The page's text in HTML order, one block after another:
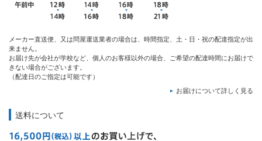
メーカー直送便、又は問屋運送業者の場合は、時間指定、土・日・祝の配達指定が出
来ません。
お届け先が会社が学校など、個人のお客様以外の場合、ご希望の配達時間にお届けで
きない場合がございます。
（配達日のご指定は可能です）
お届けについて詳しく見る
送料について